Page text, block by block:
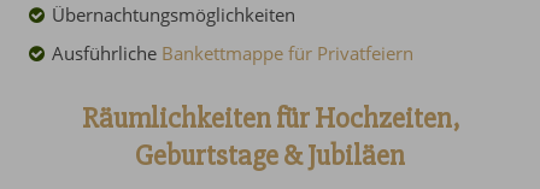
Übernachtungsmöglichkeiten
Ausführliche Bankettmappe für Privatfeiern
Räumlichkeiten für Hochzeiten,
Geburtstage & Jubiläen